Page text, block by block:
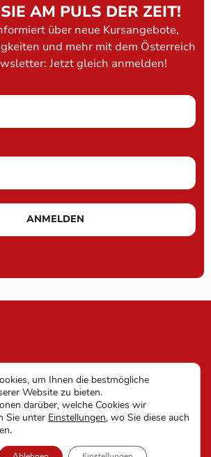
AM PULS DER ZEIT!
über neue Kursangebote,
und mehr mit dem Österreich
Jetzt gleich anmelden!
ANMELDEN
um Ihnen die bestmögliche
Website zu bieten.
darüber, welche Cookies wir
Sie unter Einstellungen, wo Sie diese auch